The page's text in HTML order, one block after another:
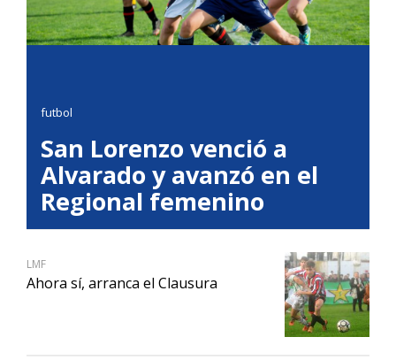
futbol
San Lorenzo venció a
Alvarado y avanzó en el
Regional femenino
LMF
Ahora sí, arranca el Clausura